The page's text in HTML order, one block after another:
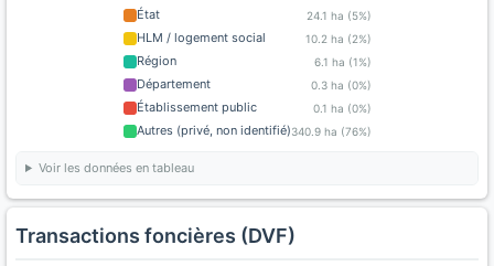
État 24.1 ha (5%)
HLM / logement social 10.2 ha (2%)
Région 6.1 ha (1%)
Département 0.3 ha (0%)
Établissement public 0.1 ha (0%)
Autres (privé, non identifié)340.9 ha (76%)
Voir les données en tableau
Transactions foncières (DVF)